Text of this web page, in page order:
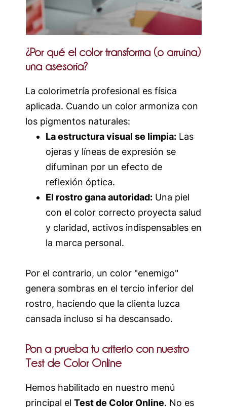
¿Por qué el color transforma (o arruina)
una asesoría?
La colorimetría profesional es física
aplicada. Cuando un color armoniza con
los pigmentos naturales:
La estructura visual se limpia: Las
ojeras y líneas de expresión se
difuminan por un efecto de
reflexión óptica.
El rostro gana autoridad: Una piel
con el color correcto proyecta salud
y claridad, activos indispensables en
la marca personal.
Por el contrario, un color "enemigo"
genera sombras en el tercio inferior del
rostro, haciendo que la clienta luzca
cansada incluso si ha descansado.
Pon a prueba tu criterio con nuestro
Test de Color Online
Hemos habilitado en nuestro menú
principal el Test de Color Online. No es